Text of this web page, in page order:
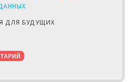
ДЛЯ БУДУЩИХ